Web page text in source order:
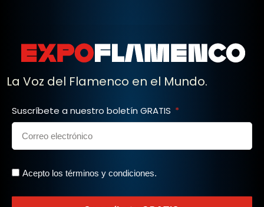
La Voz del Flamenco en el Mundo.
Suscríbete a nuestro boletín GRATIS
Acepto los términos y condiciones.